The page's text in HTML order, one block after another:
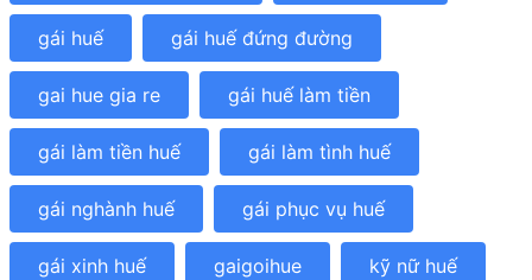
gái huế gái huế đứng đường
gai hue gia re gái huế làm tiền
gái làm tiền huế gái làm tình huế
gái nghành huế gái phục vụ huế
gái xinh huế gaigoihue kỹ nữ huế